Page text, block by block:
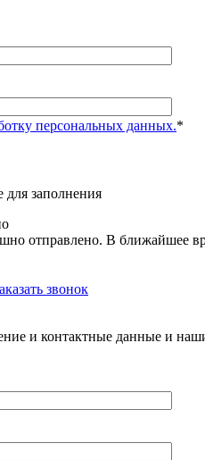
персональных данных.*
для заполнения
отправлено. В ближайшее
звонок
и контактные данные и